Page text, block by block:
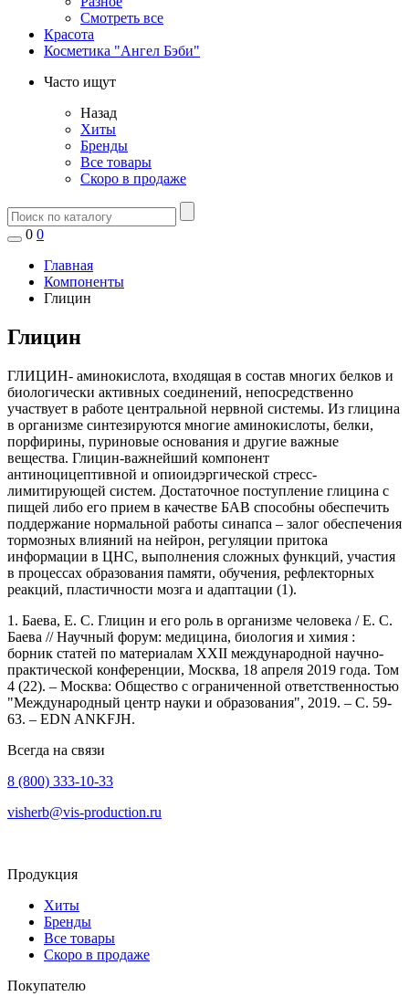
Смотреть все
Красота
Косметика "Ангел Бэби"
Часто ищут
Назад
Хиты
Бренды
Все товары
Скоро в продаже
0 0
Главная
Компоненты
Глицин
Глицин
ГЛИЦИН- аминокислота, входящая в состав многих белков и
биологически активных соединений, непосредственно
участвует в работе центральной нервной системы. Из глицина
в организме синтезируются многие аминокислоты, белки,
порфирины, пуриновые основания и другие важные
вещества. Глицин-важнейший компонент
антиноцицептивной и опиоидэргической стресс-
лимитирующей систем. Достаточное поступление глицина с
пищей либо его прием в качестве БАВ способны обеспечить
поддержание нормальной работы синапса – залог обеспечения
тормозных влияний на нейрон, регуляции притока
информации в ЦНС, выполнения сложных функций, участия
в процессах образования памяти, обучения, рефлекторных
реакций, пластичности мозга и адаптации (1).
1. Баева, Е. С. Глицин и его роль в организме человека / Е. С.
Баева // Научный форум: медицина, биология и химия :
борник статей по материалам XXII международной научно-
практической конференции, Москва, 18 апреля 2019 года. Том
4 (22). – Москва: Общество с ограниченной ответственностью
"Международный центр науки и образования", 2019. – С. 59-
63. – EDN ANKFJH.
Всегда на связи
8 (800) 333-10-33
visherb@vis-production.ru
Продукция
Хиты
Бренды
Все товары
Скоро в продаже
Покупателю